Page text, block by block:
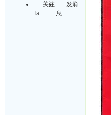
关注
Ta
发消
息